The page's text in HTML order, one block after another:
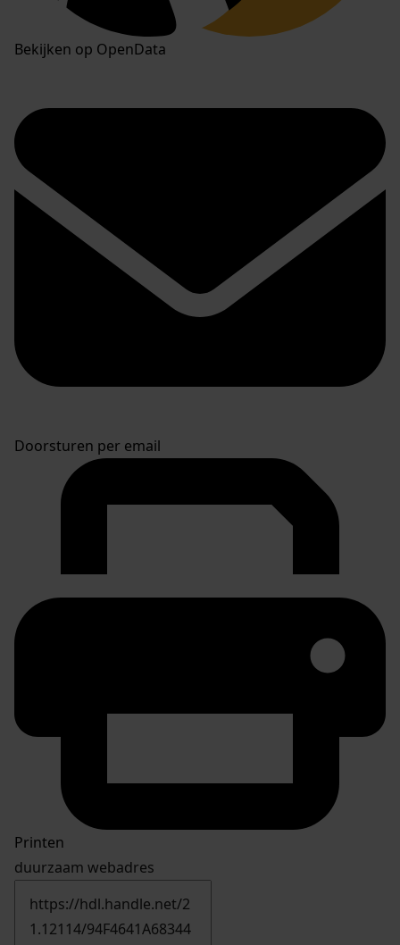
Bekijken op OpenData
Doorsturen per email
Printen
duurzaam webadres